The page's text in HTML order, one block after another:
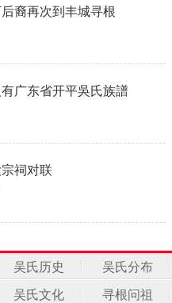
裔再次到丰城寻根
广东省开平吳氏族譜
祠对联
吴氏历史 吴氏分布
吴氏文化 寻根问祖